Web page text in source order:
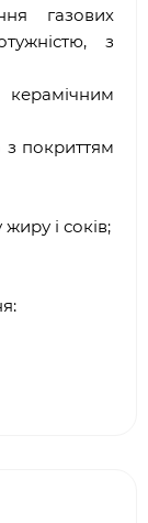
газових
з
з покриттям
і соків;
дозволяє
можуть